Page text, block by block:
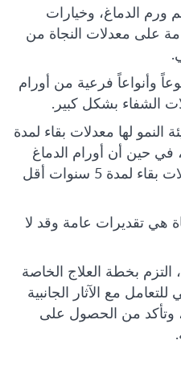
الدماغ، وخيارات
على معدلات النجاة من
وجود ما يصل إلى 120 نوعاً وأنواعاً فرعية من أورام
الشفاء بشكل كبير.
النمو لها معدلات بقاء لمدة
من 80٪ إلى 95٪، في حين أن أورام الدماغ
العدوانية والخبيثة لديها معدلات بقاء لمدة 5 سنوات أقل
هي تقديرات عامة وقد لا
بخطة العلاج الخاصة
مع الآثار الجانبية
وتأكد من الحصول على